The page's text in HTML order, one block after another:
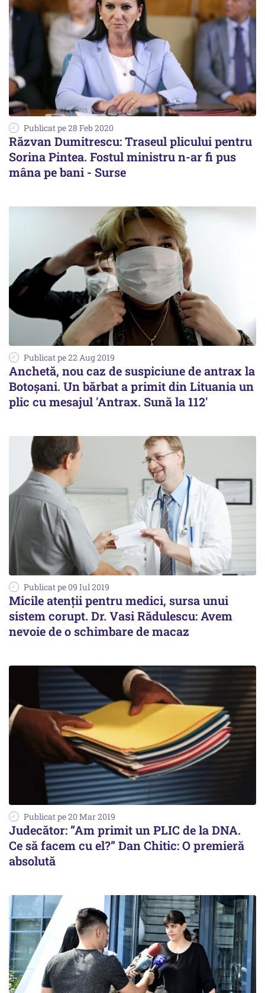
Publicat pe 28 Feb 2020
Răzvan Dumitrescu: Traseul plicului pentru
Sorina Pintea. Fostul ministru n-ar fi pus
mâna pe bani - Surse
Publicat pe 22 Aug 2019
Anchetă, nou caz de suspiciune de antrax la
Botoșani. Un bărbat a primit din Lituania un
plic cu mesajul 'Antrax. Sună la 112'
Publicat pe 09 Iul 2019
Micile atenţii pentru medici, sursa unui
sistem corupt. Dr. Vasi Rădulescu: Avem
nevoie de o schimbare de macaz
Publicat pe 20 Mar 2019
Judecător: ”Am primit un PLIC de la DNA.
Ce să facem cu el?” Dan Chitic: O premieră
absolută